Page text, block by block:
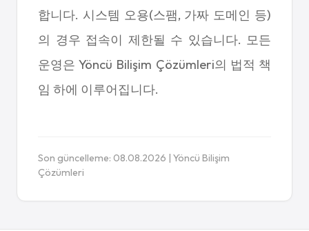
합니다. 시스템 오용(스팸, 가짜 도메인 등)
의 경우 접속이 제한될 수 있습니다. 모든
운영은 Yöncü Bilişim Çözümleri의 법적 책
임 하에 이루어집니다.
Son güncelleme: 08.08.2026 | Yöncü Bilişim
Çözümleri